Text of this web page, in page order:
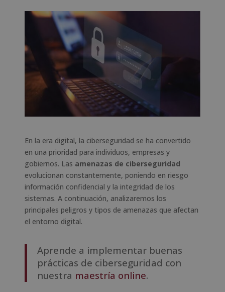
En la era digital, la ciberseguridad se ha convertido
en una prioridad para individuos, empresas y
gobiernos. Las amenazas de ciberseguridad
evolucionan constantemente, poniendo en riesgo
información confidencial y la integridad de los
sistemas. A continuación, analizaremos los
principales peligros y tipos de amenazas que afectan
el entorno digital.
Aprende a implementar buenas
prácticas de ciberseguridad con
nuestra maestría online.